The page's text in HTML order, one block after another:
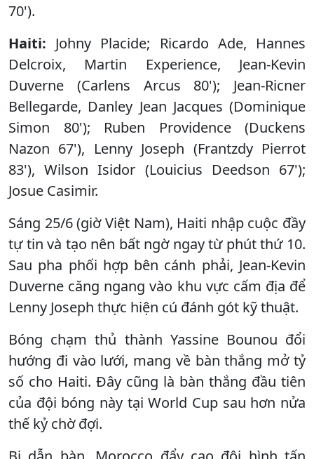
70').
Haiti: Johny Placide; Ricardo Ade, Hannes
Delcroix, Martin Experience, Jean-Kevin
Duverne (Carlens Arcus 80'); Jean-Ricner
Bellegarde, Danley Jean Jacques (Dominique
Simon 80'); Ruben Providence (Duckens
Nazon 67'), Lenny Joseph (Frantzdy Pierrot
83'), Wilson Isidor (Louicius Deedson 67');
Josue Casimir.
Sáng 25/6 (giờ Việt Nam), Haiti nhập cuộc đầy
tự tin và tạo nên bất ngờ ngay từ phút thứ 10.
Sau pha phối hợp bên cánh phải, Jean-Kevin
Duverne căng ngang vào khu vực cấm địa để
Lenny Joseph thực hiện cú đánh gót kỹ thuật.
Bóng chạm thủ thành Yassine Bounou đổi
hướng đi vào lưới, mang về bàn thắng mở tỷ
số cho Haiti. Đây cũng là bàn thắng đầu tiên
của đội bóng này tại World Cup sau hơn nửa
thế kỷ chờ đợi.